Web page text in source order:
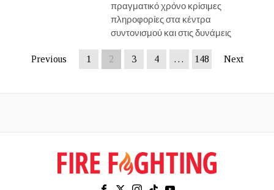
πραγματικό χρόνο κρίσιμες
πληροφορίες στα κέντρα
συντονισμού και στις δυνάμεις
Previous 1 2 3 4 … 148 Next